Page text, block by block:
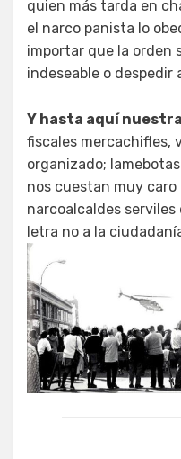
quien más tarda en
el narco panista lo
importar que la orden
indeseable o despedir
Y hasta aquí
fiscales mercachifles,
organizado;
nos cuestan muy
narcoalcaldes serviles
letra no a la